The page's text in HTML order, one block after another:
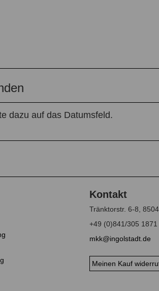
dazu auf das Datumsfeld.
Tränktorstr. 6-8,
+49 (0)841/305 1871
mkk@ingolstadt.de
Meinen Kauf